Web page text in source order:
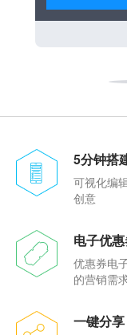
5分钟搭
可视化编
创意
电子优
优惠券电
的营销需
一键分